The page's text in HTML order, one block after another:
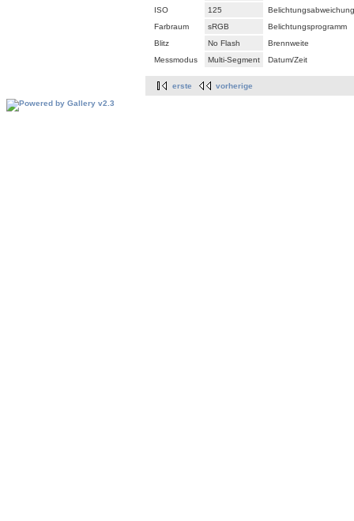
ISO
125
Belichtungsabweichung
Farbraum
sRGB
Belichtungsprogramm
Blitz
No Flash
Brennweite
Messmodus
Multi-Segment Datum/Zeit
erste vorherige